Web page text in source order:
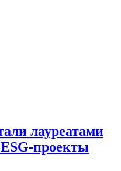
лауреатами
проекты